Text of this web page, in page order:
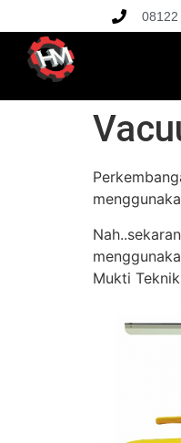
08122
Mukti